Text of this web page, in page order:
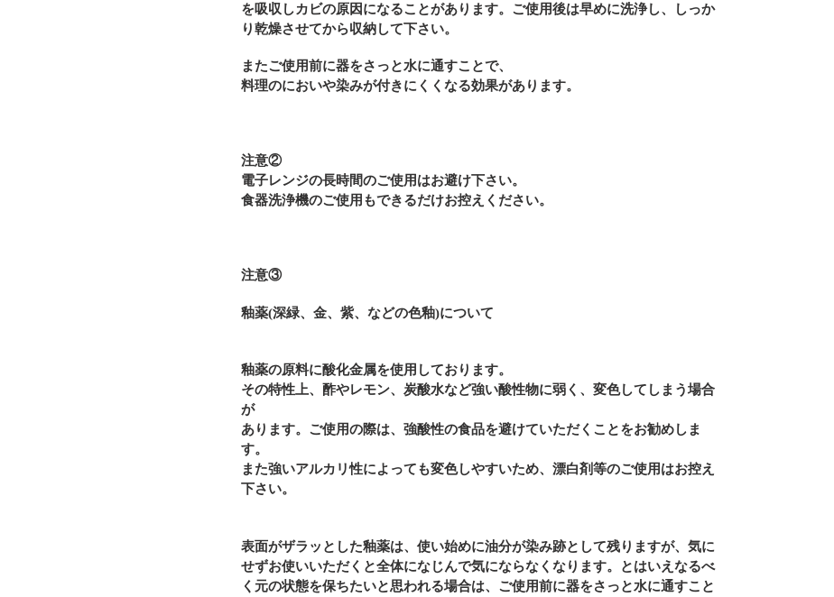
を吸収しカビの原因になることがあります。ご使用後は早めに洗浄し、しっか
り乾燥させてから収納して下さい。
またご使用前に器をさっと水に通すことで、
料理のにおいや染みが付きにくくなる効果があります。
注意②
電子レンジの長時間のご使用はお避け下さい。
食器洗浄機のご使用もできるだけお控えください。
注意③
釉薬(深緑、金、紫、などの色釉)について
釉薬の原料に酸化金属を使用しております。
その特性上、 酢やレモン、炭酸水など強い酸性物に弱く、変色してしまう場合
が
あります。 ご使用の際は、強酸性の食品を避けていただくことをお勧めしま
す。
また強いアルカリ性によっても変色しやすいため、漂白剤等のご使用はお控え
下さい。
表面がザラッとした釉薬は、使い始めに油分が染み跡として残りますが、気に
せずお使いいただくと全体になじんで気にならなくなります。とはいえなるべ
く元の状態を保ちたいと思われる場合は、ご使用前に器をさっと水に通すこと